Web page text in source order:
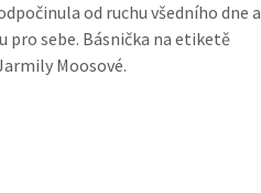
od ruchu všedního dne a
pro sebe. Básnička na etiketě
Moosové.